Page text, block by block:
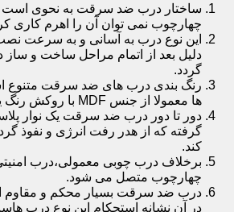
ساختار درب ضد سرقت به نحوی است
چهارچوب نمی توان آن را اهرم کاری
این نوع درب به آسانی و به سرعت
دلیل بعد از اتمام مراحل ساخت و
گردد.
رنگ بندی درب های ضد سرقت
ها معمولا از جنس MDF با روکش رنگ یا PVC می باشد.
دور تا دور درب ضد سرقت یک نوار
گرفته که از هدر رفت انرژی و نفوذ
کند.
برخلاف درب چوبی معمولی،درب
چهارچوب متصل می شود.
درب ضد سرقت بسیار محکم و مقاوم
در آن نشانه استحکام این نوع درب